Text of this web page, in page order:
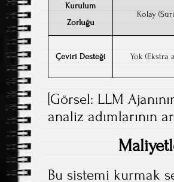
Kurulum
Zorluğu
Kolay
Çeviri Desteği Yok (Ekstra
[Görsel: LLM
analiz adımlarının
Bu sistemi kurmak